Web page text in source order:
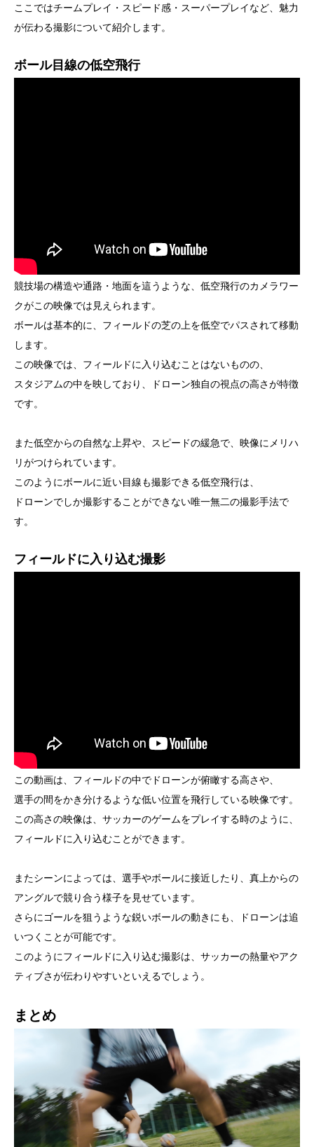
ここではチームプレイ・スピード感・スーパープレイなど、魅力
が伝わる撮影について紹介します。
ボール目線の低空飛行
競技場の構造や通路・地面を這うような、低空飛行のカメラワー
クがこの映像では見えられます。
ボールは基本的に、フィールドの芝の上を低空でパスされて移動
します。
この映像では、フィールドに入り込むことはないものの、
スタジアムの中を映しており、ドローン独自の視点の高さが特徴
です。
また低空からの自然な上昇や、スピードの緩急で、映像にメリハ
リがつけられています。
このようにボールに近い目線も撮影できる低空飛行は、
ドローンでしか撮影することができない唯一無二の撮影手法で
す。
フィールドに入り込む撮影
この動画は、フィールドの中でドローンが俯瞰する高さや、
選手の間をかき分けるような低い位置を飛行している映像です。
この高さの映像は、サッカーのゲームをプレイする時のように、
フィールドに入り込むことができます。
またシーンによっては、選手やボールに接近したり、真上からの
アングルで競り合う様子を見せています。
さらにゴールを狙うような鋭いボールの動きにも、ドローンは追
いつくことが可能です。
このようにフィールドに入り込む撮影は、サッカーの熱量やアク
ティブさが伝わりやすいといえるでしょう。
まとめ